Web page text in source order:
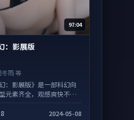
97:04
：影展版
冬雨 等
：影展版》是一部科幻向
元素齐全，观感爽快不拖
2024-05-08